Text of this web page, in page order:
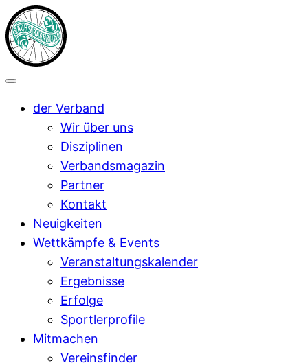
der Verband
Wir über uns
Disziplinen
Verbandsmagazin
Partner
Kontakt
Neuigkeiten
Wettkämpfe & Events
Veranstaltungskalender
Ergebnisse
Erfolge
Sportlerprofile
Mitmachen
Vereinsfinder